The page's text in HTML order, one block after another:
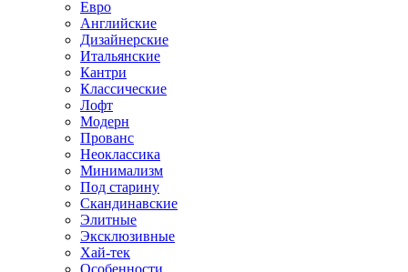
Евро
Английские
Дизайнерские
Итальянские
Кантри
Классические
Лофт
Модерн
Прованс
Неоклассика
Минимализм
Под старину
Скандинавские
Элитные
Эксклюзивные
Хай-тек
Особенности